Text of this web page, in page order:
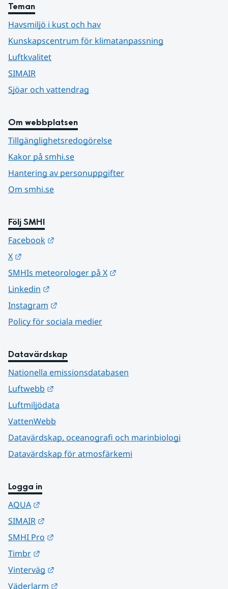
Teman
Havsmiljö i kust och hav
Kunskapscentrum för klimatanpassning
Luftkvalitet
SIMAIR
Sjöar och vattendrag
Om webbplatsen
Tillgänglighetsredogörelse
Kakor på smhi.se
Hantering av personuppgifter
Om smhi.se
Följ SMHI
Facebook
X
SMHIs meteorologer på X
Linkedin
Instagram
Policy för sociala medier
Datavärdskap
Nationella emissionsdatabasen
Luftwebb
Luftmiljödata
VattenWebb
Datavärdskap, oceanografi och marinbiologi
Datavärdskap för atmosfärkemi
Logga in
AQUA
SIMAIR
SMHI Pro
Timbr
Vinterväg
Väderlarm